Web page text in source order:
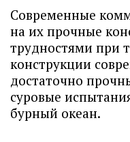
Современные
на их прочные
трудностями при
конструкции
достаточно
суровые
бурный океан.